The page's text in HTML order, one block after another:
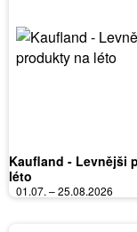
Kaufland - Levnějši
léto
01.07. – 25.08.2026